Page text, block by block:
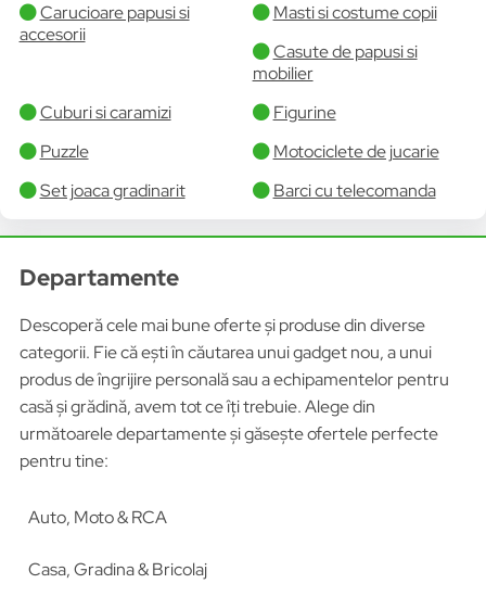
Carucioare papusi si
accesorii
Masti si costume copii
Casute de papusi si
mobilier
Cuburi si caramizi
Figurine
Puzzle
Motociclete de jucarie
Set joaca gradinarit
Barci cu telecomanda
Departamente
Descoperă cele mai bune oferte și produse din diverse
categorii. Fie că ești în căutarea unui gadget nou, a unui
produs de îngrijire personală sau a echipamentelor pentru
casă și grădină, avem tot ce îți trebuie. Alege din
următoarele departamente și găsește ofertele perfecte
pentru tine:
Auto, Moto & RCA
Casa, Gradina & Bricolaj